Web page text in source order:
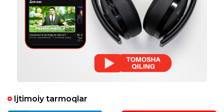
70%+50%ms+20%direktor jamgʻarmasidan
foizlari boʻlsa,hammasini toʻlaydimi?140%ni
toʻliq toʻlaydimi?
taxrirlangan
Javob
Men bir narsaga xayronman! Oliy ta'lim
Ijtimoiy tarmoqlar